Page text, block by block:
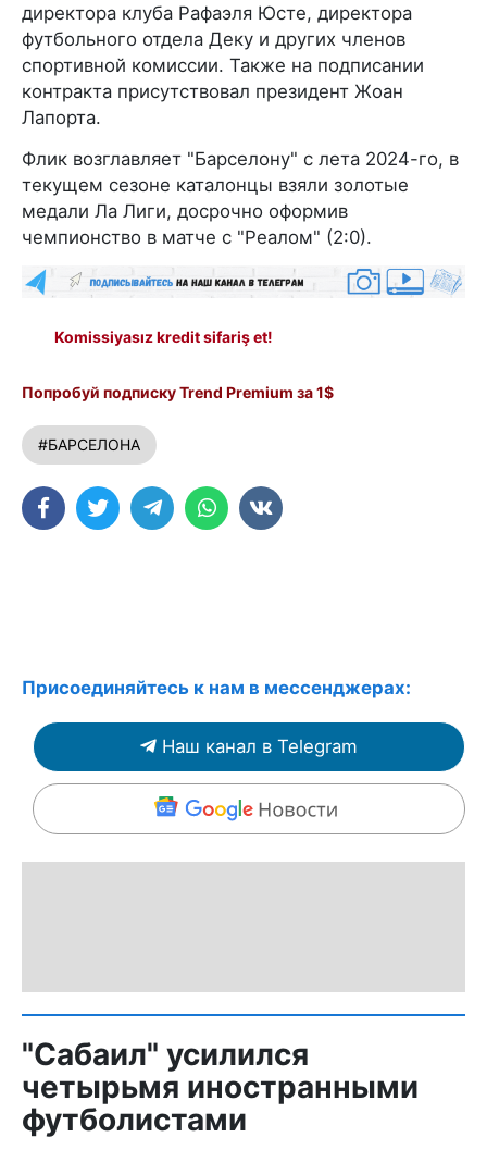
директора клуба Рафаэля Юсте, директора
футбольного отдела Деку и других членов
спортивной комиссии. Также на подписании
контракта присутствовал президент Жоан
Лапорта.
Флик возглавляет "Барселону" с лета 2024-го, в
текущем сезоне каталонцы взяли золотые
медали Ла Лиги, досрочно оформив
чемпионство в матче с "Реалом" (2:0).
Komissiyasız kredit sifariş et!
Попробуй подписку Trend Premium за 1$
#БАРСЕЛОНА
Присоединяйтесь к нам в мессенджерах:
Наш канал в Telegram
"Сабаил" усилился
четырьмя иностранными
футболистами